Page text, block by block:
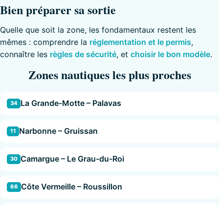
Bien préparer sa sortie
Quelle que soit la zone, les fondamentaux restent les
mêmes : comprendre la réglementation et le permis,
connaître les règles de sécurité, et choisir le bon modèle.
Zones nautiques les plus proches
34 La Grande-Motte – Palavas
11 Narbonne – Gruissan
30 Camargue – Le Grau-du-Roi
66 Côte Vermeille – Roussillon